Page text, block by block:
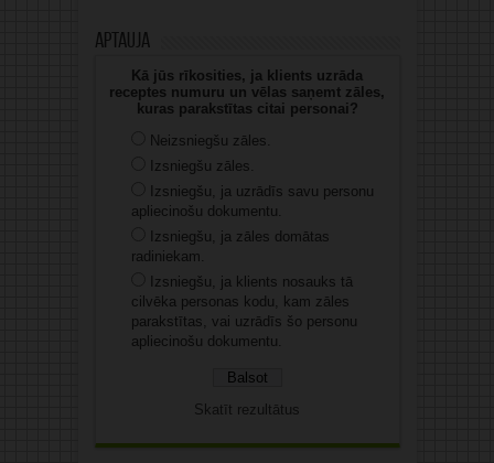
Aptauja
Kā jūs rīkosities, ja klients uzrāda
receptes numuru un vēlas saņemt zāles,
kuras parakstītas citai personai?
Neizsniegšu zāles.
Izsniegšu zāles.
Izsniegšu, ja uzrādīs savu personu
apliecinošu dokumentu.
Izsniegšu, ja zāles domātas
radiniekam.
Izsniegšu, ja klients nosauks tā
cilvēka personas kodu, kam zāles
parakstītas, vai uzrādīs šo personu
apliecinošu dokumentu.
Skatīt rezultātus